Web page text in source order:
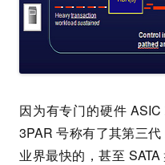
因为有专门的硬件
3PAR 号称有了其第三
业界最快的，甚至